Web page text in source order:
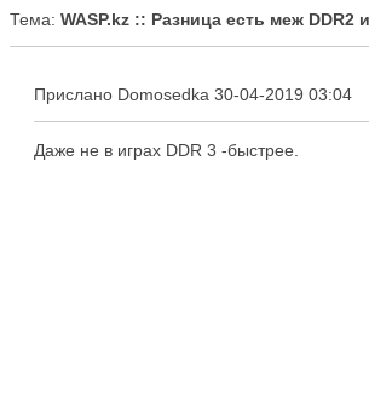
Тема: WASP.kz :: Разница есть меж DDR2
Прислано Domosedka 30-04-2019 03:04
Даже не в играх DDR 3 -быстрее.